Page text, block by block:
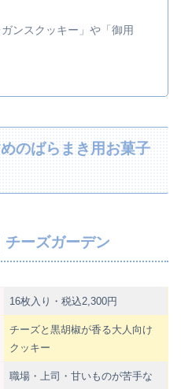
ンスクッキー」や「御用
のばらまき用お菓子
ーズガーデン
16枚入り・税込2,300円
チーズと黒胡椒が香る大人向け
クッキー
職場・上司・甘いものが苦手な